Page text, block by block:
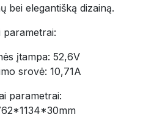
bei elegantišką dizainą.
parametrai:
įtampa: 52,6V
srovė: 10,71A
parametrai: